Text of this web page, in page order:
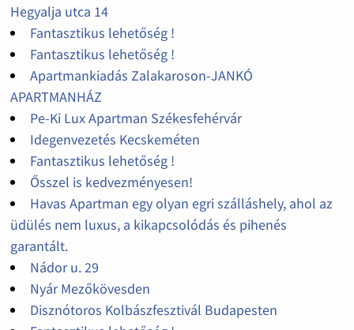
Hegyalja utca 14
Fantasztikus lehetőség !
Fantasztikus lehetőség !
Apartmankiadás Zalakaroson-JANKÓ
APARTMANHÁZ
Pe-Ki Lux Apartman Székesfehérvár
Idegenvezetés Kecskeméten
Fantasztikus lehetőség !
Ősszel is kedvezményesen!
Havas Apartman egy olyan egri szálláshely, ahol az
üdülés nem luxus, a kikapcsolódás és pihenés
garantált.
Nádor u. 29
Nyár Mezőkövesden
Disznótoros Kolbászfesztivál Budapesten